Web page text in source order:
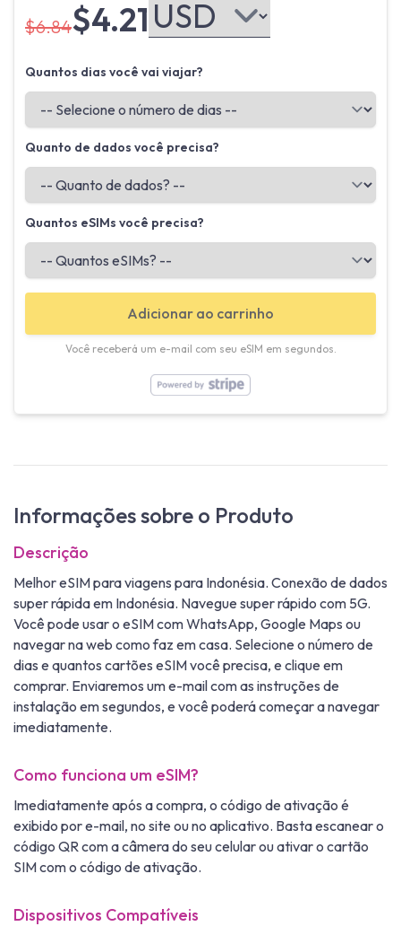
$6.84$4.21
Quantos dias você vai viajar?
Quanto de dados você precisa?
Quantos eSIMs você precisa?
Adicionar ao carrinho
Você receberá um e-mail com seu eSIM em segundos.
Informações sobre o Produto
Descrição
Melhor eSIM para viagens para Indonésia. Conexão de dados
super rápida em Indonésia. Navegue super rápido com 5G.
Você pode usar o eSIM com WhatsApp, Google Maps ou
navegar na web como faz em casa. Selecione o número de
dias e quantos cartões eSIM você precisa, e clique em
comprar. Enviaremos um e-mail com as instruções de
instalação em segundos, e você poderá começar a navegar
imediatamente.
Como funciona um eSIM?
Imediatamente após a compra, o código de ativação é
exibido por e-mail, no site ou no aplicativo. Basta escanear o
código QR com a câmera do seu celular ou ativar o cartão
SIM com o código de ativação.
Dispositivos Compatíveis